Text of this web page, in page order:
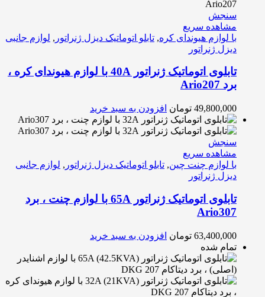
سنجش
مشاهده سریع
با لوازم هیوندای کره, تابلو اتوماتیک دیزل ژنراتور , لوازم جانبی
دیزل ژنراتور
تابلوی اتوماتیک ژنراتور 40A با لوازم هیوندای کره ،
برد Ario207
49,800,000 تومان افزودن به سبد خرید
سنجش
مشاهده سریع
با لوازم چنت چین, تابلو اتوماتیک دیزل ژنراتور , لوازم جانبی
دیزل ژنراتور
تابلوی اتوماتیک ژنراتور 65A با لوازم چنت ، برد
Ario307
63,400,000 تومان افزودن به سبد خرید
تمام شده